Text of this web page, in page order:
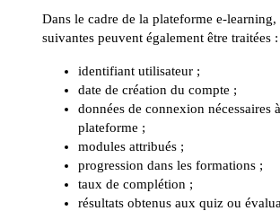
Dans le cadre de la plateforme e-learning,
suivantes peuvent également être traitées :
identifiant utilisateur ;
date de création du compte ;
données de connexion nécessaires
plateforme ;
modules attribués ;
progression dans les formations ;
taux de complétion ;
résultats obtenus aux quiz ou